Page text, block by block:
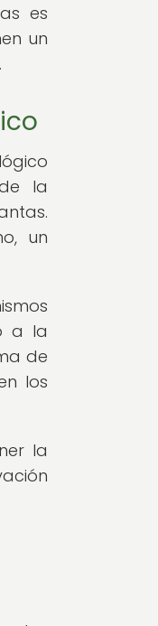
es
un
la
un
a la
de
los
la